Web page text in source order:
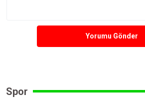
Yorumu Gönder
Spor